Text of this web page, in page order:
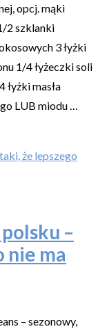
opcj. mąki
2 szklanki
3 łyżki
1/4 łyżeczki soli
łyżki masła
LUB miodu …
–
nie ma
– sezonowy,